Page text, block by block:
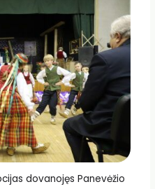
dovanojęs Panevėžio